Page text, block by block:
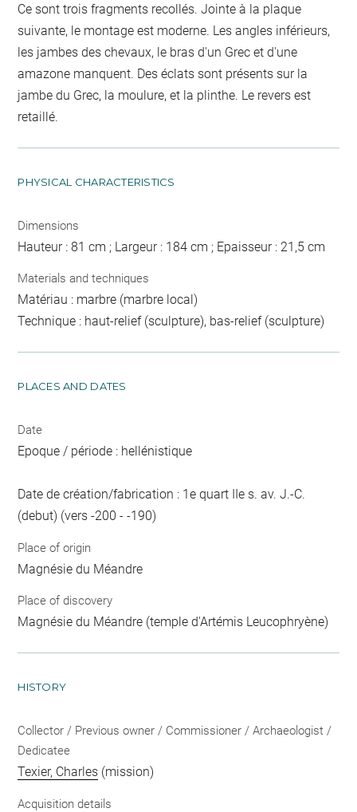
Ce sont trois fragments recollés. Jointe à la plaque
suivante, le montage est moderne. Les angles inférieurs,
les jambes des chevaux, le bras d'un Grec et d'une
amazone manquent. Des éclats sont présents sur la
jambe du Grec, la moulure, et la plinthe. Le revers est
retaillé.
PHYSICAL CHARACTERISTICS
Dimensions
Hauteur : 81 cm ; Largeur : 184 cm ; Epaisseur : 21,5 cm
Materials and techniques
Matériau : marbre (marbre local)
Technique : haut-relief (sculpture), bas-relief (sculpture)
PLACES AND DATES
Date
Epoque / période : hellénistique
Date de création/fabrication : 1e quart IIe s. av. J.-C.
(debut) (vers -200 - -190)
Place of origin
Magnésie du Méandre
Place of discovery
Magnésie du Méandre (temple d'Artémis Leucophryène)
HISTORY
Collector / Previous owner / Commissioner / Archaeologist /
Dedicatee
Texier, Charles (mission)
Acquisition details